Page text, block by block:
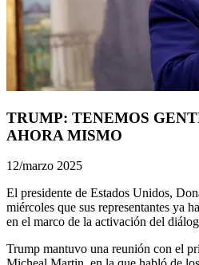
TRUMP: TENEMOS
AHORA MISMO
12/marzo 2025
El presidente de Estados Unidos,
miércoles que sus representantes ya
en el marco de la activación del
Trump mantuvo una reunión con el